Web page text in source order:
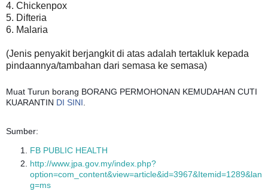
4. Chickenpox
5. Difteria
6. Malaria
(Jenis penyakit berjangkit di atas adalah tertakluk kepada
pindaannya/tambahan dari semasa ke semasa)
Muat Turun borang BORANG PERMOHONAN KEMUDAHAN CUTI
KUARANTIN DI SINI.
Sumber:
FB PUBLIC HEALTH
http://www.jpa.gov.my/index.php?
option=com_content&view=article&id=3967&Itemid=1289&lan
g=ms